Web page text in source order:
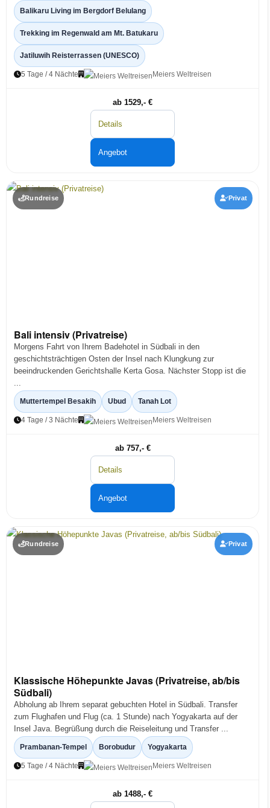
Balikaru Living im Bergdorf Belulang
Trekking im Regenwald am Mt. Batukaru
Jatiluwih Reisterrassen (UNESCO)
5 Tage / 4 Nächte Meiers Weltreisen
ab 1529,- €
Details
Angebot
Rundreise Privat
Bali intensiv (Privatreise)
Morgens Fahrt von Ihrem Badehotel in Südbali in den
geschichtsträchtigen Osten der Insel nach Klungkung zur
beeindruckenden Gerichtshalle Kerta Gosa. Nächster Stopp ist die
Muttertempel Besakih Ubud Tanah Lot
4 Tage / 3 Nächte Meiers Weltreisen
ab 757,- €
Details
Angebot
Rundreise Privat
Klassische Höhepunkte Javas (Privatreise, ab/bis
Südbali)
Abholung ab Ihrem separat gebuchten Hotel in Südbali. Transfer
zum Flughafen und Flug (ca. 1 Stunde) nach Yogyakarta auf der
Insel Java. Begrüßung durch die Reiseleitung und Transfer ...
Prambanan-Tempel Borobudur Yogyakarta
5 Tage / 4 Nächte Meiers Weltreisen
ab 1488,- €